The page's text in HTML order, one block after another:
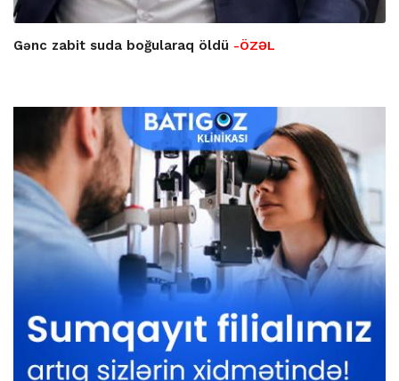
Gənc zabit suda boğularaq öldü -ÖZƏL